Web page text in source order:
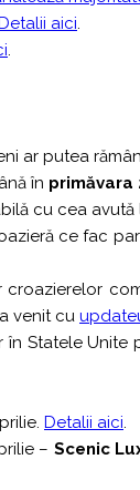
aici.
.
ar putea
în primăvara
cu cea
ce fac
croazierelor
venit cu
Statele
Detalii aici.
– Scenic